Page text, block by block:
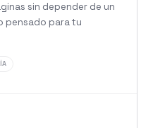
sin depender de un
pensado para tu